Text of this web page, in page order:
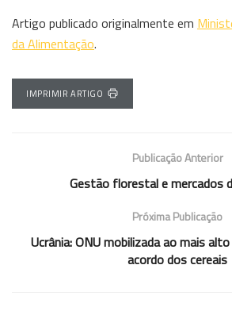
Artigo publicado originalmente em
da Alimentação.
IMPRIMIR ARTIGO
Publicação Anterior
Gestão florestal e mercados
Próxima Publicação
Ucrânia: ONU mobilizada ao mais
acordo dos cereais